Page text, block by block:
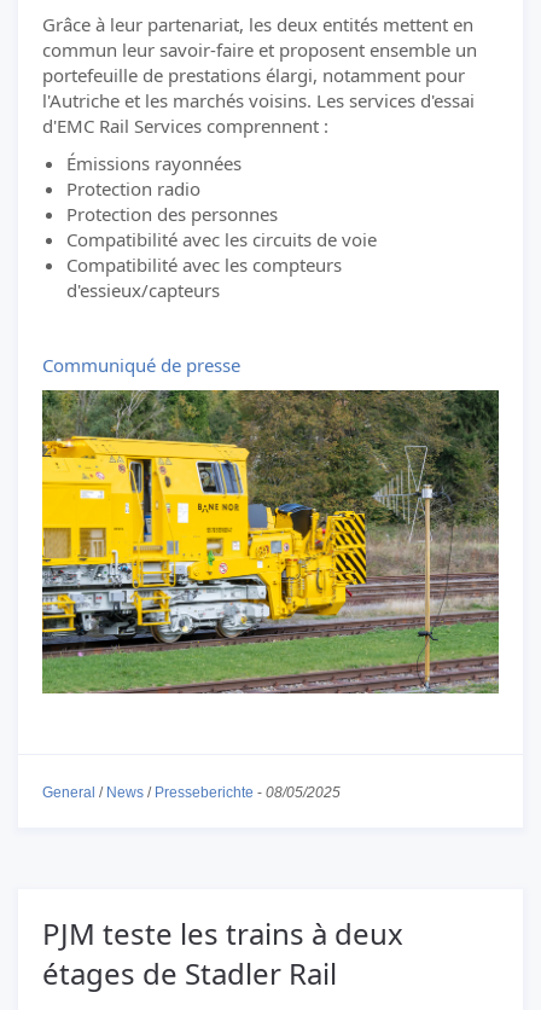
Grâce à leur partenariat, les deux entités mettent en
commun leur savoir-faire et proposent ensemble un
portefeuille de prestations élargi, notamment pour
l'Autriche et les marchés voisins. Les services d'essai
d'EMC Rail Services comprennent :
Émissions rayonnées
Protection radio
Protection des personnes
Compatibilité avec les circuits de voie
Compatibilité avec les compteurs
d'essieux/capteurs
Communiqué de presse
General / News / Presseberichte - 08/05/2025
PJM teste les trains à deux
étages de Stadler Rail